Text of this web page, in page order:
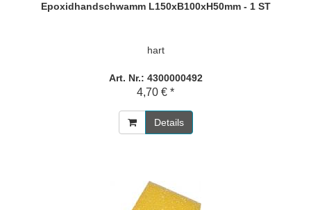
Epoxidhandschwamm L150xB100xH50mm - 1 ST
hart
Art. Nr.: 4300000492
4,70 € *
Details